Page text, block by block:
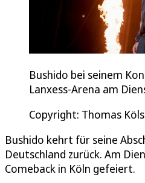
Bushido bei seinem
Lanxess-Arena am
Copyright: Thomas
Bushido kehrt für seine
Deutschland zurück. Am
Comeback in Köln gefeiert.